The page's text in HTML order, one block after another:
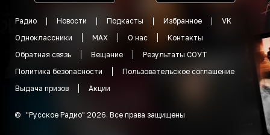
Радио Новости Подкасты Избранное
VK
Одноклассники
MAX О нас
Контакты
Обратная связь
Вещание
Результаты СОУТ
Политика безопасности
Пользовательское соглашение
Выдача призов
Акции
© "Русское Радио" 2026. Все права защищены